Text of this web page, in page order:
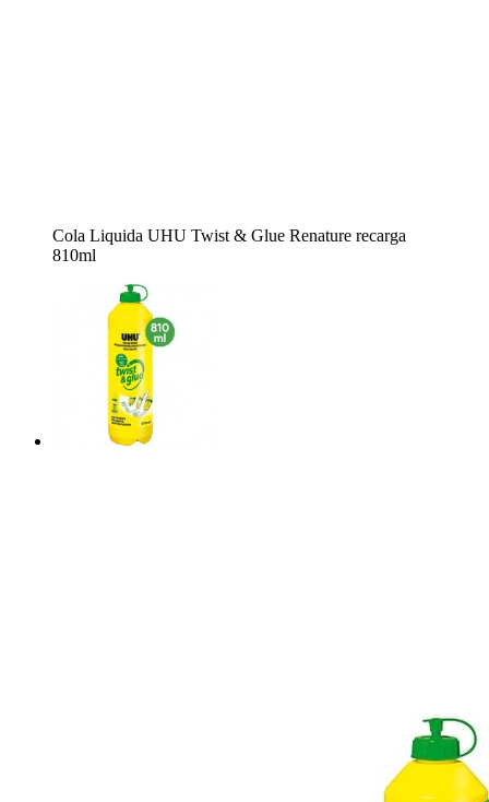
Cola Liquida UHU Twist & Glue Renature recarga
810ml